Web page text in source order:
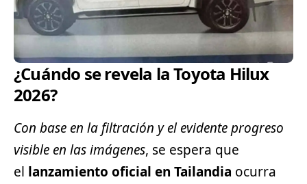
¿Cuándo se revela la Toyota Hilux
2026?
Con base en la filtración y el evidente progreso
visible en las imágenes, se espera que
el lanzamiento oficial en Tailandia ocurra